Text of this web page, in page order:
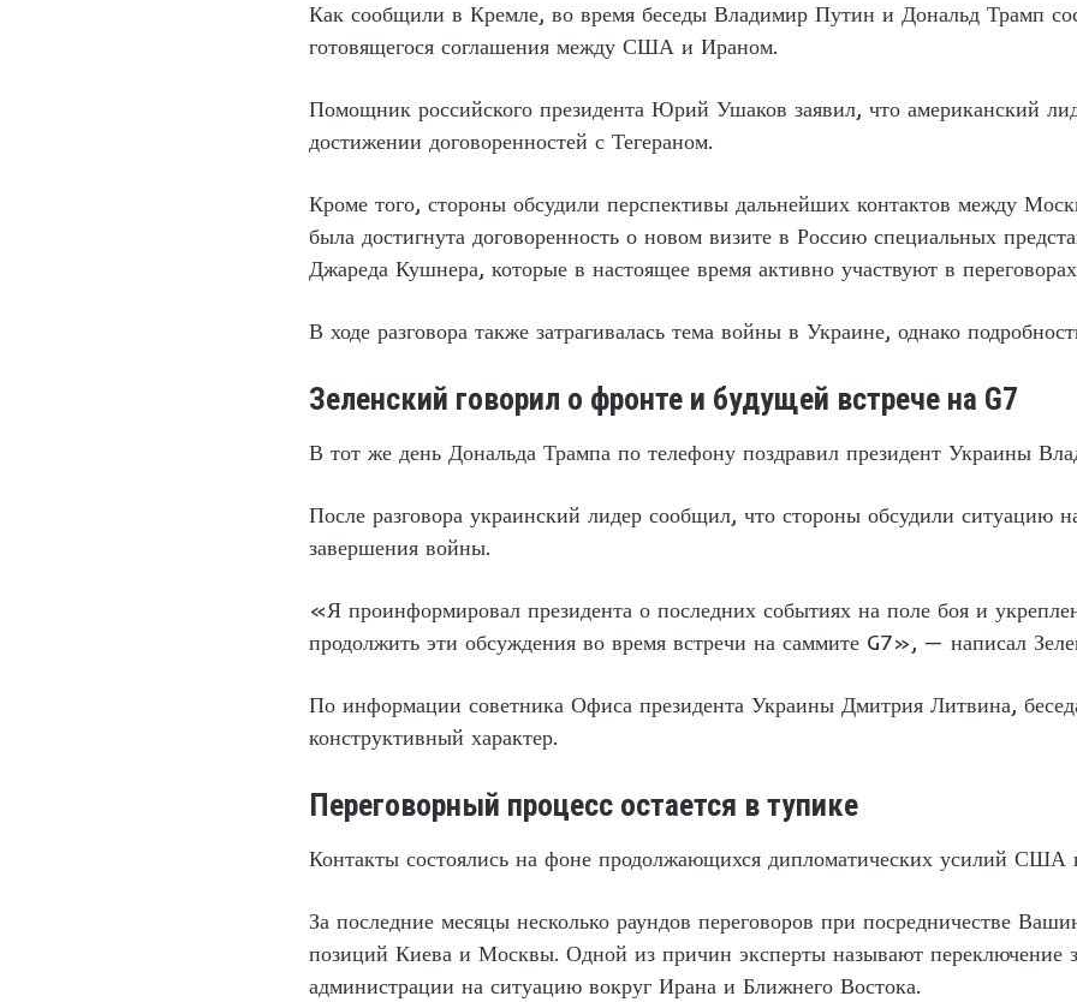
Как сообщили в Кремле, во время беседы Владимир Путин и Дональд Трамп
готовящегося соглашения между США и Ираном.
Помощник российского президента Юрий Ушаков заявил, что американский
достижении договоренностей с Тегераном.
Кроме того, стороны обсудили перспективы дальнейших контактов между
была достигнута договоренность о новом визите в Россию специальных
Джареда Кушнера, которые в настоящее время активно участвуют в
В ходе разговора также затрагивалась тема войны в Украине, однако
Зеленский говорил о фронте и будущей встрече на G7
В тот же день Дональда Трампа по телефону поздравил президент Украины
После разговора украинский лидер сообщил, что стороны обсудили ситуацию
завершения войны.
«Я проинформировал президента о последних событиях на поле боя и
продолжить эти обсуждения во время встречи на саммите G7», — написал
По информации советника Офиса президента Украины Дмитрия Литвина,
конструктивный характер.
Переговорный процесс остается в тупике
Контакты состоялись на фоне продолжающихся дипломатических усилий США
За последние месяцы несколько раундов переговоров при посредничестве
позиций Киева и Москвы. Одной из причин эксперты называют переключение
администрации на ситуацию вокруг Ирана и Ближнего Востока.